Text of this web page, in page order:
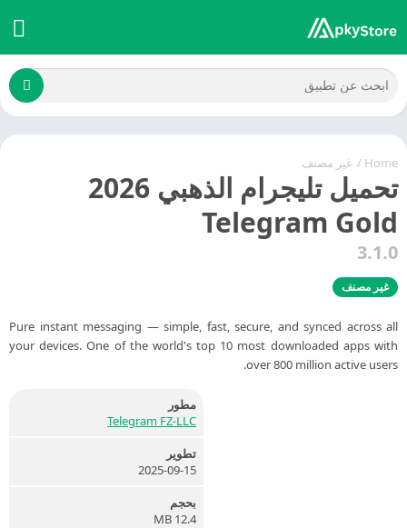
Home
/ غير مصنف
تحميل تليجرام الذهبي 2026
Telegram Gold
3.1.0
غير مصنف
Pure instant messaging — simple, fast, secure, and synced across all
your devices. One of the world's top 10 most downloaded apps with
over 800 million active users.
مطور
Telegram FZ-LLC
تطوير
2025-09-15
بحجم
12.4 MB